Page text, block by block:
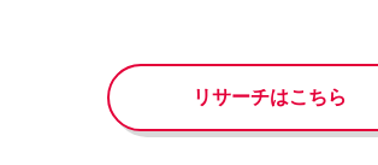
リサーチはこちら